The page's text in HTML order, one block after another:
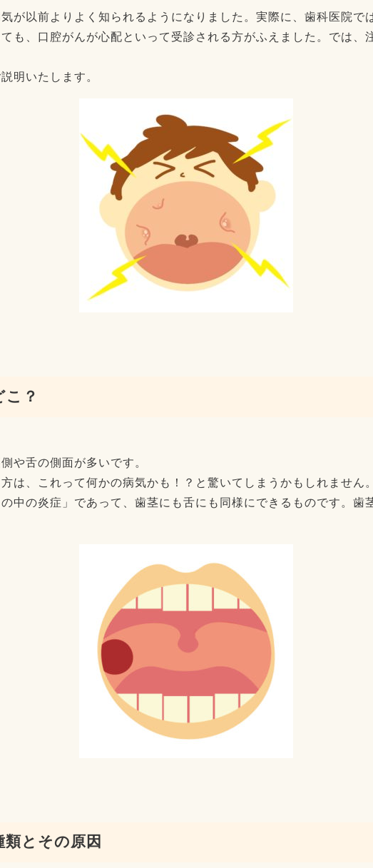
が以前よりよく知られるようになりました。実際に、歯科医院で
も、口腔がんが心配といって受診される方がふえました。では、
明いたします。
こ？
や舌の側面が多いです。
は、これって何かの病気かも！？と驚いてしまうかもしれません。
中の炎症」であって、歯茎にも舌にも同様にできるものです。歯
とその原因